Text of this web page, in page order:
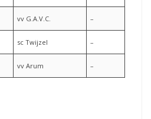
vv G.A.V.C. –
sc Twijzel –
vv Arum –